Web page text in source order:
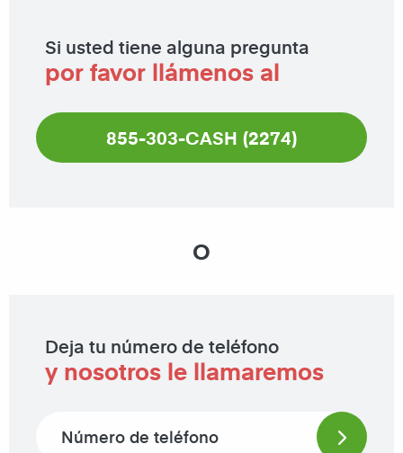
Si usted tiene alguna pregunta
por favor llámenos al
855-303-CASH (2274)
O
Deja tu número de teléfono
y nosotros le llamaremos